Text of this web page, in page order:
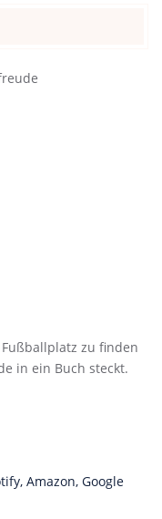
zu finden
in ein Buch steckt.